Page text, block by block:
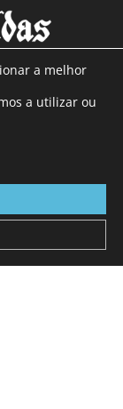
90 anos de
leitores por
em Portugal
a melhor
a utilizar ou